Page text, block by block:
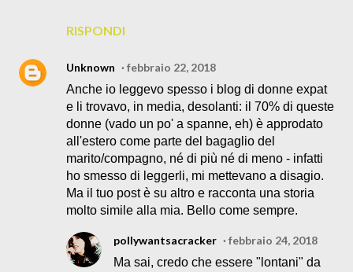
RISPONDI
Unknown
febbraio 22, 2018
Anche io leggevo spesso i blog di donne expat
e li trovavo, in media, desolanti: il 70% di queste
donne (vado un po' a spanne, eh) è approdato
all'estero come parte del bagaglio del
marito/compagno, né di più né di meno - infatti
ho smesso di leggerli, mi mettevano a disagio.
Ma il tuo post è su altro e racconta una storia
molto simile alla mia. Bello come sempre.
pollywantsacracker
febbraio 24, 2018
Ma sai, credo che essere "lontani" da